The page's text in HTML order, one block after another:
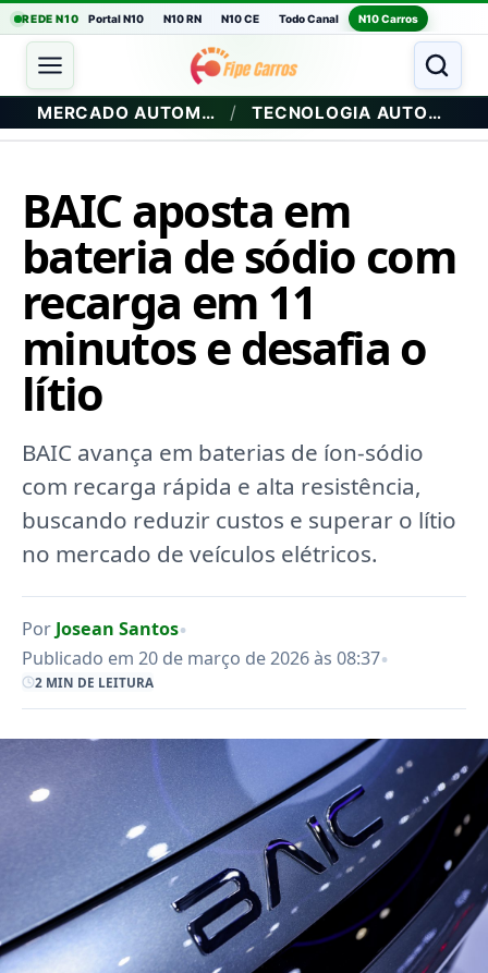
REDE N10 Portal N10 N10 RN N10 CE Todo Canal N10 Carros
MERCADO AUTOMOTIVO / TECNOLOGIA AUTOMOTIVA
BAIC aposta em
bateria de sódio com
recarga em 11
minutos e desafia o
lítio
BAIC avança em baterias de íon-sódio
com recarga rápida e alta resistência,
buscando reduzir custos e superar o lítio
no mercado de veículos elétricos.
Por Josean Santos•
Publicado em 20 de março de 2026 às 08:37•
2 MIN DE LEITURA